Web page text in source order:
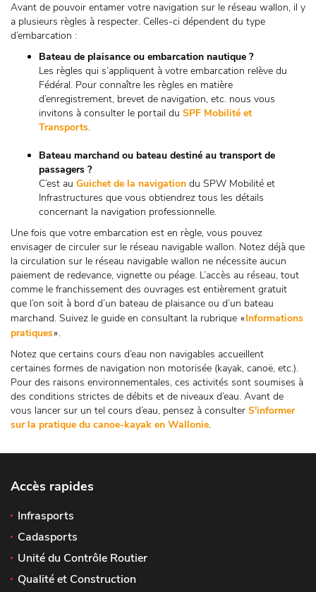
Avant de pouvoir entamer votre navigation sur le réseau wallon, il y
a plusieurs règles à respecter. Celles-ci dépendent du type
d’embarcation :
Bateau de plaisance ou embarcation nautique ?
Les règles qui s’appliquent à votre embarcation relève du
Fédéral. Pour connaître les règles en matière
d’enregistrement, brevet de navigation, etc. nous vous
invitons à consulter le portail du SPF Mobilité et
Transports.
Bateau marchand ou bateau destiné au transport de
passagers ?
C’est au Guichet de la navigation du SPW Mobilité et
Infrastructures que vous obtiendrez tous les détails
concernant la navigation professionnelle.
Une fois que votre embarcation est en règle, vous pouvez
envisager de circuler sur le réseau navigable wallon. Notez déjà que
la circulation sur le réseau navigable wallon ne nécessite aucun
paiement de redevance, vignette ou péage. L’accès au réseau, tout
comme le franchissement des ouvrages est entièrement gratuit
que l’on soit à bord d’un bateau de plaisance ou d’un bateau
marchand. Suivez le guide en consultant la rubrique «Informations
pratiques».
Notez que certains cours d’eau non navigables accueillent
certaines formes de navigation non motorisée (kayak, canoë, etc.).
Pour des raisons environnementales, ces activités sont soumises à
des conditions strictes de débits et de niveaux d’eau. Avant de
vous lancer sur un tel cours d’eau, pensez à consulter S'informer
sur la pratique du canoe-kayak en Wallonie.
Accès rapides
Infrasports
Cadasports
Unité du Contrôle Routier
Qualité et Construction